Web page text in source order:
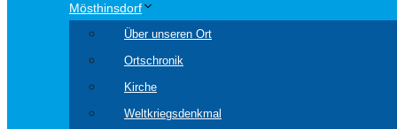
Mösthinsdorf
Über unseren Ort
Ortschronik
Kirche
Weltkriegsdenkmal